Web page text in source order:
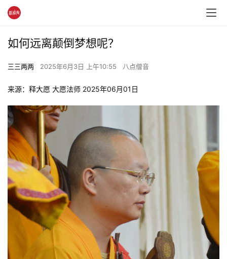
如何远离颠倒梦想呢？
三三两两 2025年6月3日 上午10:55 八点僧音
来源：释大愿 大愿法师 2025年06月01日